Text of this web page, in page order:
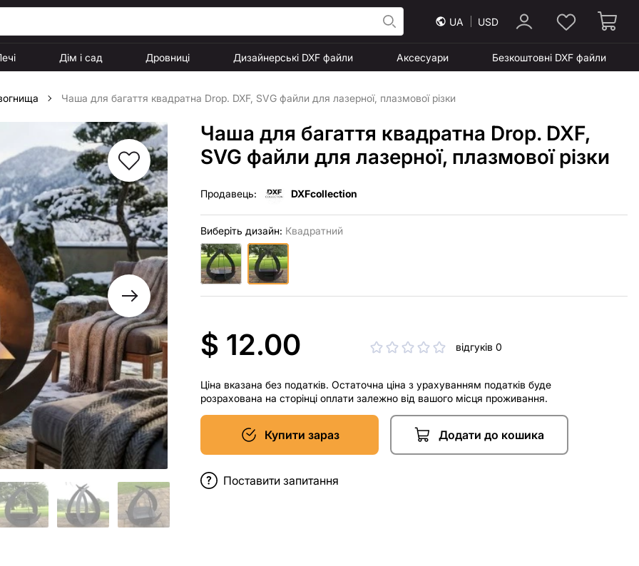
UA USD
Дім і сад Дровниці Дизайнерські DXF файли Аксесуари Безкоштовні DXF файли
Чаша для багаття квадратна Drop. DXF, SVG файли для лазерної, плазмової різки
Чаша для багаття квадратна Drop. DXF,
SVG файли для лазерної, плазмової різки
Продавець: DXFcollection
Виберіть дизайн: Квадратний
$ 12.00 відгуків 0
Ціна вказана без податків. Остаточна ціна з урахуванням податків буде
розрахована на сторінці оплати залежно від вашого місця проживання.
Купити зараз Додати до кошика
Поставити запитання